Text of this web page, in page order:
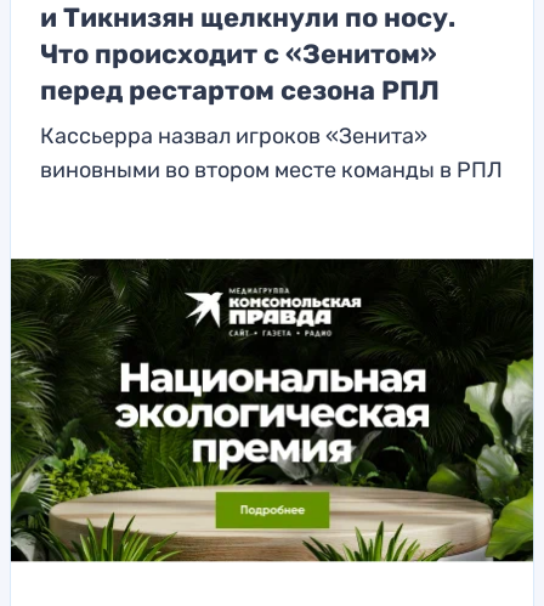
и Тикнизян щелкнули по носу.
Что происходит с «Зенитом»
перед рестартом сезона РПЛ
Кассьерра назвал игроков «Зенита»
виновными во втором месте команды в РПЛ